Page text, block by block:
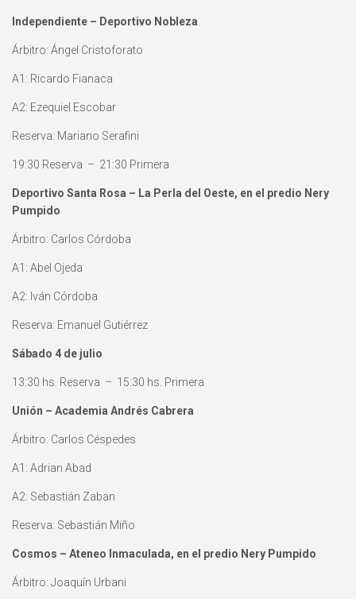
Independiente – Deportivo Nobleza
Árbitro: Ángel Cristoforato
A1: Ricardo Fianaca
A2: Ezequiel Escobar
Reserva: Mariano Serafini
19:30 Reserva – 21:30 Primera
Deportivo Santa Rosa – La Perla del Oeste, en el predio Nery
Pumpido
Árbitro: Carlos Córdoba
A1: Abel Ojeda
A2: Iván Córdoba
Reserva: Emanuel Gutiérrez
Sábado 4 de julio
13:30 hs. Reserva – 15:30 hs. Primera
Unión – Academia Andrés Cabrera
Árbitro: Carlos Céspedes
A1: Adrian Abad
A2: Sebastián Zaban
Reserva: Sebastián Miño
Cosmos – Ateneo Inmaculada, en el predio Nery Pumpido
Árbitro: Joaquín Urbani